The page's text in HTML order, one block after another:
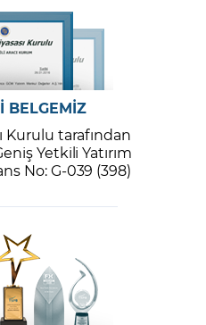
BELGEMİZ
Kurulu tarafından
Yetkili Yatırım
No: G-039 (398)